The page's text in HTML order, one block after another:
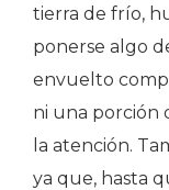
tierra de frío,
ponerse algo
envuelto
ni una porción
la atención.
ya que, hasta